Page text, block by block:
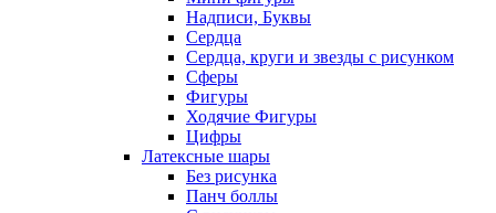
Надписи, Буквы
Сердца
Сердца, круги и звезды с рисунком
Сферы
Фигуры
Ходячие Фигуры
Цифры
Латексные шары
Без рисунка
Панч боллы